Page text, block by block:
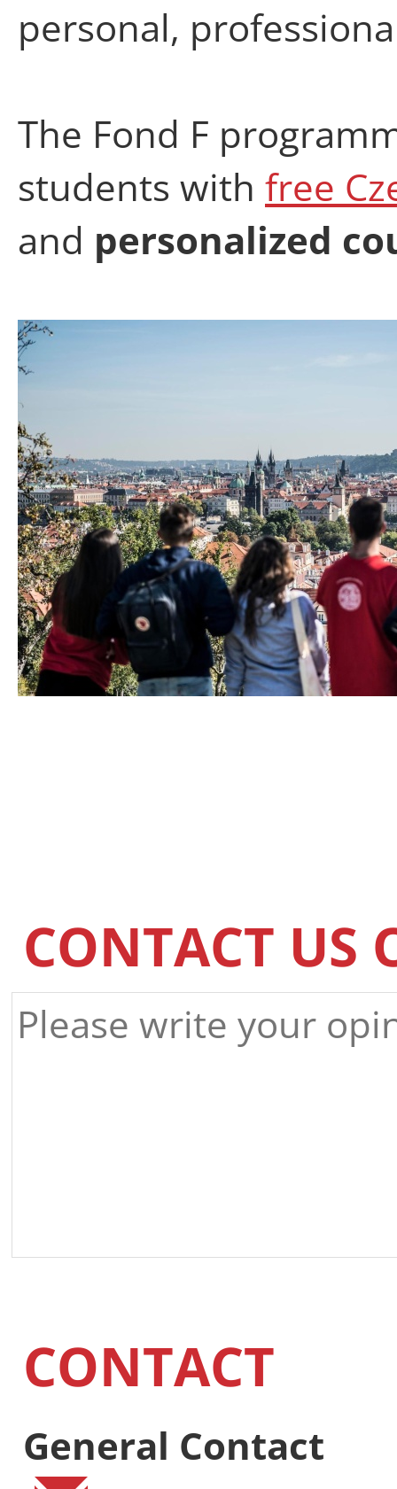
personal,
The Fond F
students with free
and personalized
CONTACT US
CONTACT
General Contact